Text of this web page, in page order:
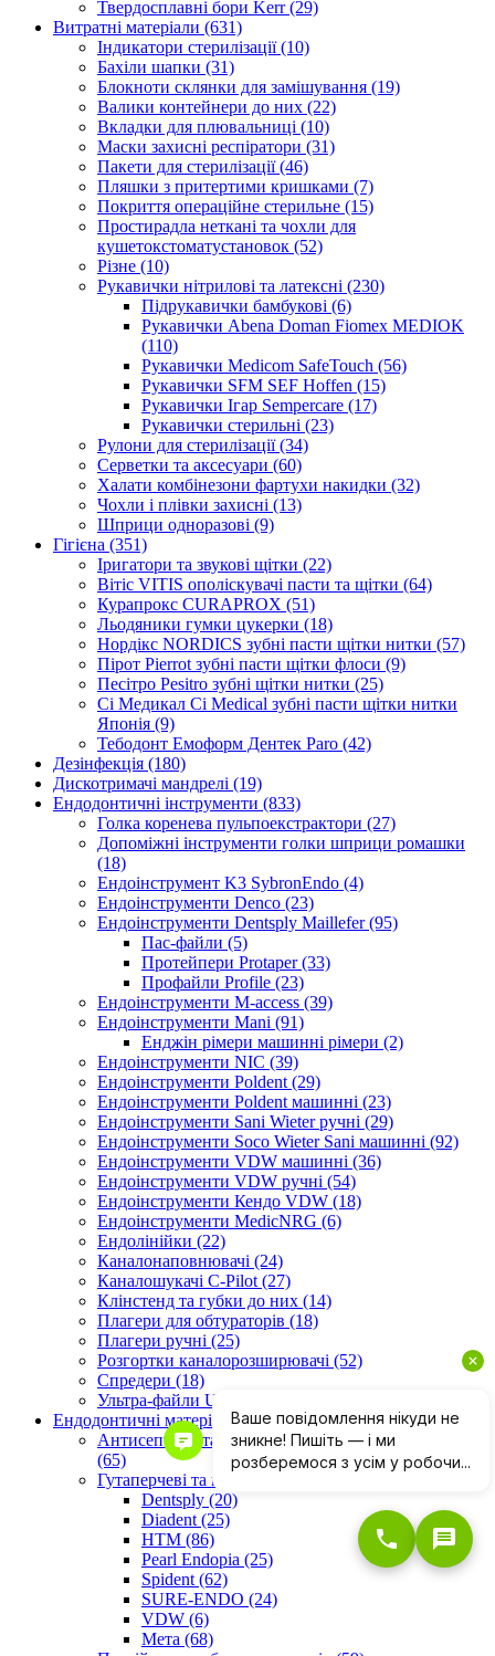
Твердосплавні бори Kerr (29)
Витратні матеріали (631)
Індикатори стерилізації (10)
Бахіли шапки (31)
Блокноти склянки для замішування (19)
Валики контейнери до них (22)
Вкладки для плювальниці (10)
Маски захисні респіратори (31)
Пакети для стерилізації (46)
Пляшки з притертими кришками (7)
Покриття операційне стерильне (15)
Простирадла неткані та чохли для
кушетокстоматустановок (52)
Різне (10)
Рукавички нітрилові та латексні (230)
Підрукавички бамбукові (6)
Рукавички Abena Doman Fiomex MEDIOK
(110)
Рукавички Medicom SafeTouch (56)
Рукавички SFM SEF Hoffen (15)
Рукавички Ігар Sempercare (17)
Рукавички стерильні (23)
Рулони для стерилізації (34)
Серветки та аксесуари (60)
Халати комбінезони фартухи накидки (32)
Чохли і плівки захисні (13)
Шприци одноразові (9)
Гігієна (351)
Іригатори та звукові щітки (22)
Вітіс VITIS ополіскувачі пасти та щітки (64)
Курапрокс CURAPROX (51)
Льодяники гумки цукерки (18)
Нордікс NORDICS зубні пасти щітки нитки (57)
Пірот Pierrot зубні пасти щітки флоси (9)
Песітро Pesitro зубні щітки нитки (25)
Сі Медикал Ci Medical зубні пасти щітки нитки
Японія (9)
Тебодонт Емоформ Дентек Paro (42)
Дезінфекція (180)
Дискотримачі мандрелі (19)
Ендодонтичні інструменти (833)
Голка коренева пульпоекстрактори (27)
Допоміжні інструменти голки шприци ромашки
(18)
Ендоінструмент K3 SybronEndo (4)
Ендоінструменти Denco (23)
Ендоінструменти Dentsply Maillefer (95)
Пас-файли (5)
Протейпери Protaper (33)
Профайли Profile (23)
Ендоінструменти M-access (39)
Ендоінструменти Mani (91)
Енджін рімери машинні рімери (2)
Ендоінструменти NIC (39)
Ендоінструменти Poldent (29)
Ендоінструменти Poldent машинні (23)
Ендоінструменти Sani Wieter ручні (29)
Ендоінструменти Soco Wieter Sani машинні (92)
Ендоінструменти VDW машинні (36)
Ендоінструменти VDW ручні (54)
Ендоінструменти Кендо VDW (18)
Ендоінструменти МedicNRG (6)
Ендолінійки (22)
Каналонаповнювачі (24)
Каналошукачі C-Pilot (27)
Клінстенд та губки до них (14)
Плагери для обтураторів (18)
Плагери ручні (25)
Розгортки каналорозширювачі (52)
Спредери (18)
Ультра-файли U-files (25)
Ендодонтичні матеріали (154)
Антисептика та розширення кореневих каналів
(65)
Гутаперчеві та паперові штифти (318)
Dentsply (20)
Diadent (25)
HTM (86)
Pearl Endopia (25)
Spident (62)
SURE-ENDO (24)
VDW (6)
Мета (68)